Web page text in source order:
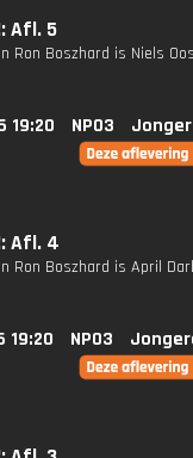
Afl. 5
Ron Boszhard is Niels
19:20 NPO3
Afl. 4
Ron Boszhard is April
19:20 NPO3